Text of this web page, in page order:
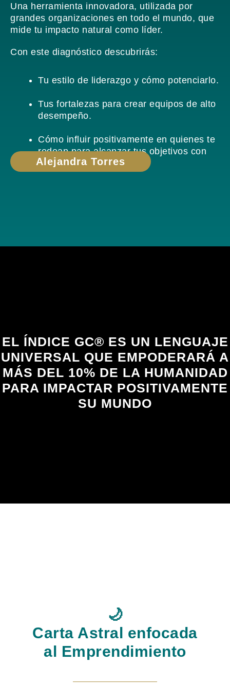
Una herramienta innovadora, utilizada por
grandes organizaciones en todo el mundo, que
mide tu impacto natural como líder.
Con este diagnóstico descubrirás:
Tu estilo de liderazgo y cómo potenciarlo.
Tus fortalezas para crear equipos de alto
desempeño.
Cómo influir positivamente en quienes te
rodean para alcanzar tus objetivos con
mayor efectividad.
Alejandra Torres
EL ÍNDICE GC® ES UN LENGUAJE
UNIVERSAL QUE EMPODERARÁ A
MÁS DEL 10% DE LA HUMANIDAD
PARA IMPACTAR POSITIVAMENTE
SU MUNDO
🌙
Carta Astral enfocada
al Emprendimiento